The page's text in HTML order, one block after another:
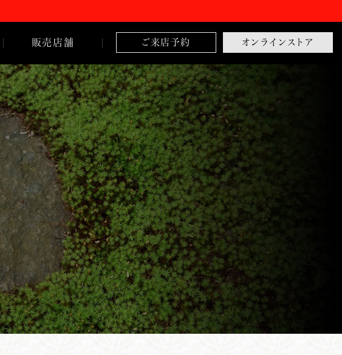
販売店舗 ご来店予約 オンラインストア